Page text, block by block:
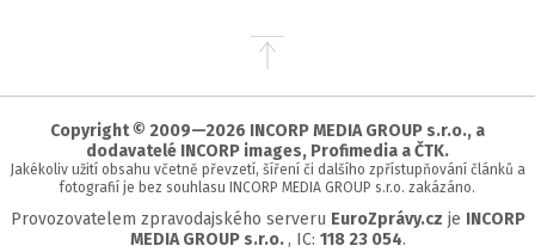
Přejít
stránky
Copyright © 2009—2026 INCORP MEDIA GROUP s.r.o., a
dodavatelé INCORP images, Profimedia a ČTK.
Jakékoliv užití obsahu včetně převzetí, šíření či dalšího zpřístupňování článků a
fotografií je bez souhlasu INCORP MEDIA GROUP s.r.o. zakázáno.
Provozovatelem zpravodajského serveru EuroZprávy.cz je INCORP
MEDIA GROUP s.r.o. , IC: 118 23 054.